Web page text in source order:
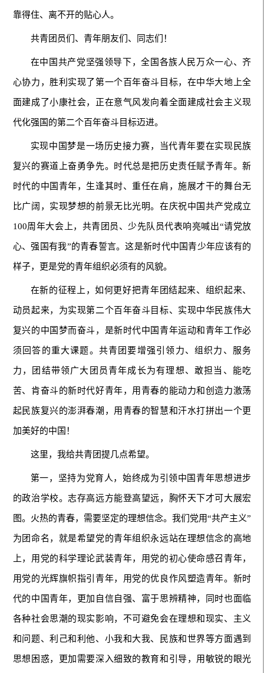
靠得住、离不开的贴心人。
共青团员们、青年朋友们、同志们！
在中国共产党坚强领导下，全国各族人民万众一心、齐
心协力，胜利实现了第一个百年奋斗目标，在中华大地上全
面建成了小康社会，正在意气风发向着全面建成社会主义现
代化强国的第二个百年奋斗目标迈进。
实现中国梦是一场历史接力赛，当代青年要在实现民族
复兴的赛道上奋勇争先。时代总是把历史责任赋予青年。新
时代的中国青年，生逢其时、重任在肩，施展才干的舞台无
比广阔，实现梦想的前景无比光明。在庆祝中国共产党成立
100周年大会上，共青团员、少先队员代表响亮喊出“请党放
心、强国有我”的青春誓言。这是新时代中国青少年应该有的
样子，更是党的青年组织必须有的风貌。
在新的征程上，如何更好把青年团结起来、组织起来、
动员起来，为实现第二个百年奋斗目标、实现中华民族伟大
复兴的中国梦而奋斗，是新时代中国青年运动和青年工作必
须回答的重大课题。共青团要增强引领力、组织力、服务
力，团结带领广大团员青年成长为有理想、敢担当、能吃
苦、肯奋斗的新时代好青年，用青春的能动力和创造力激荡
起民族复兴的澎湃春潮，用青春的智慧和汗水打拼出一个更
加美好的中国！
这里，我给共青团提几点希望。
第一，坚持为党育人，始终成为引领中国青年思想进步
的政治学校。志存高远方能登高望远，胸怀天下才可大展宏
图。火热的青春，需要坚定的理想信念。我们党用“共产主义”
为团命名，就是希望党的青年组织永远站在理想信念的高地
上，用党的科学理论武装青年，用党的初心使命感召青年，
用党的光辉旗帜指引青年，用党的优良作风塑造青年。新时
代的中国青年，更加自信自强、富于思辨精神，同时也面临
各种社会思潮的现实影响，不可避免会在理想和现实、主义
和问题、利己和利他、小我和大我、民族和世界等方面遇到
思想困惑，更加需要深入细致的教育和引导，用敏锐的眼光